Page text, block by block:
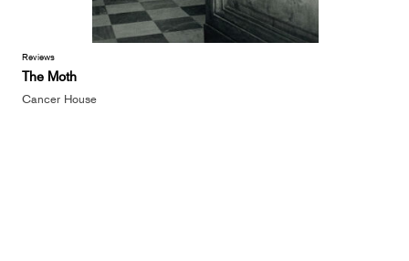
Reviews
The Moth
Cancer House